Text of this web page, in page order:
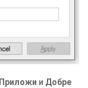
Приложи и Добре